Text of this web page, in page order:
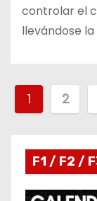
controlar el
llevándose
1 2
F1 / F2 /